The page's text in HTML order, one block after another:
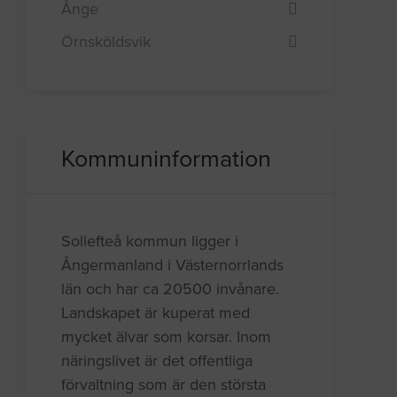
Ånge
Örnsköldsvik
Kommuninformation
Sollefteå kommun ligger i
Ångermanland i Västernorrlands
län och har ca 20500 invånare.
Landskapet är kuperat med
mycket älvar som korsar. Inom
näringslivet är det offentliga
förvaltning som är den största